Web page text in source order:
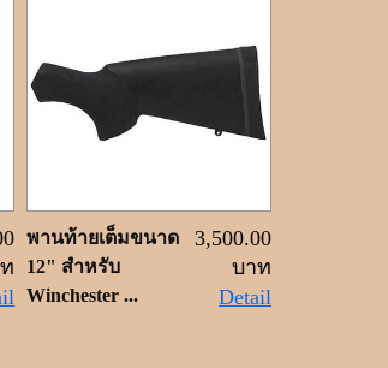
พานท้ายเต็มขนาด
12" สำหรับ
Winchester ...
3,500.00
บาท
Detail